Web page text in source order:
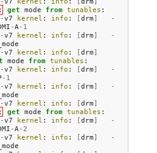
: get mode from tunables :
-v7 kernel : info : [drm ]
-
-A- 1
-v7 kernel : info : [drm ]
-
-v7 kernel : info : [drm ]
mode from tunables :
-v7 kernel : info : [drm ]
-
- 1
-v7 kernel : info : [drm ]
-
-v7 kernel : info : [drm ]
: get mode from tunables :
-v7 kernel : info : [drm ]
-
-A-2
-v7 kernel : info : [drm ]
-